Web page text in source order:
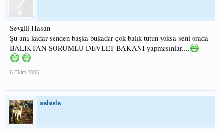
Sevgili Hasan
Şu ana kadar senden başka bukadar çok balık tutun yoksa seni orada
BALIKTAN SORUMLU DEVLET BAKANI yapmasınlar....
6 Ekim 2006
salsala